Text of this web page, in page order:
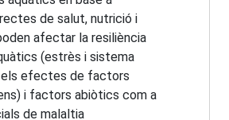
de salut, nutrició i
afectar la resiliència
(estrès i sistema
els efectes de factors
i factors abiòtics com a
de malaltia